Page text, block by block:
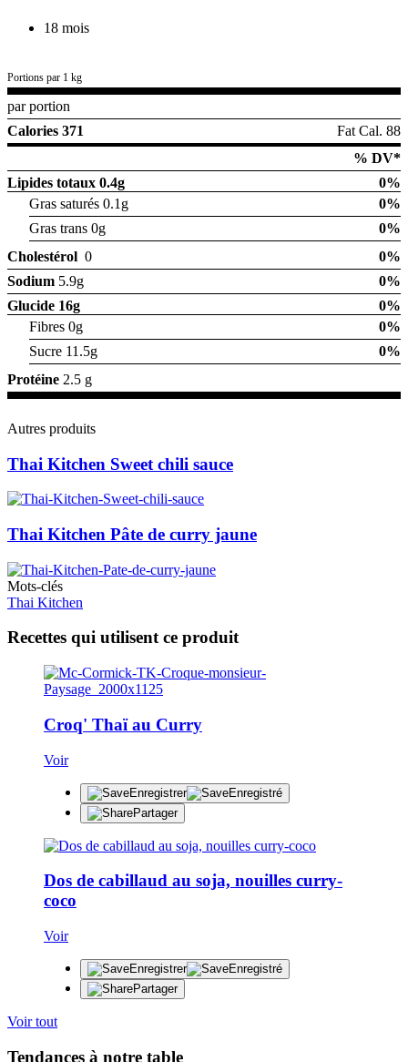
18 mois
Portions par 1 kg
par portion
Calories 371
Fat Cal. 88
% DV*
Lipides totaux 0.4g
0%
Gras saturés 0.1g
0%
Gras trans 0g
0%
Cholestérol 0
0%
Sodium 5.9g
0%
Glucide 16g
0%
Fibres 0g
0%
Sucre 11.5g
0%
Protéine 2.5 g
Autres produits
Thai Kitchen Sweet chili sauce
Thai Kitchen Pâte de curry jaune
Mots-clés
Thai Kitchen
Recettes qui utilisent ce produit
Croq' Thaï au Curry
Voir
Enregistrer
Enregistré
Partager
Dos de cabillaud au soja, nouilles curry-
coco
Voir
Enregistrer
Enregistré
Partager
Voir tout
Tendances à notre table